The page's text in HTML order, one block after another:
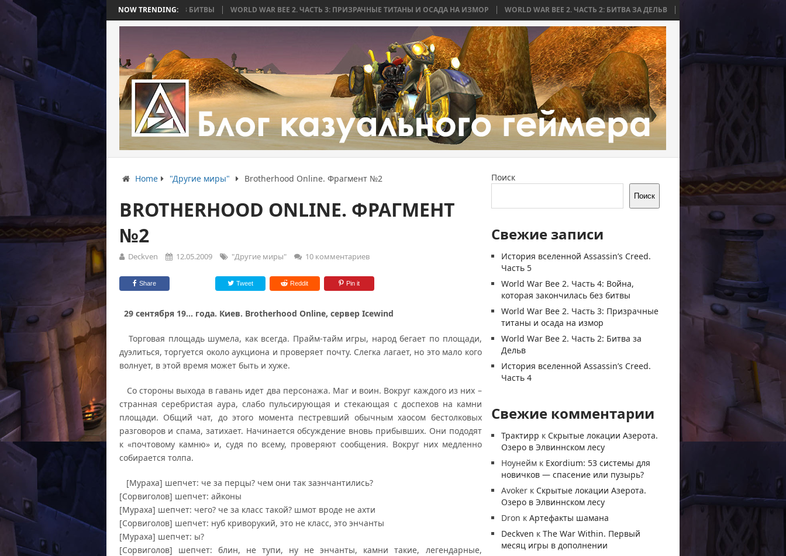
NOW TRENDING:
4: ВОЙНА, КОТОРАЯ ЗАКОНЧИЛАСЬ БЕЗ БИТВЫ WORLD WAR BEE 2. ЧАСТЬ 3: ПРИЗРАЧНЫЕ ТИТАНЫ И ОСАДА НА ИЗМОР WORLD WAR BEE 2. ЧАСТЬ 2: БИТВА ЗА ДЕЛЬВ WORLD WAR BEE 2. ЧАСТЬ 1: ПРИЧИНЫ
Home "Другие миры" Brotherhood Online. Фрагмент №2
BROTHERHOOD ONLINE. ФРАГМЕНТ
№2
Deckven 12.05.2009 "Другие миры" 10 комментариев
Share Tweet Reddit Pin it
29 сентября 19… года. Киев. Brotherhood Online, сервер Icewind
Торговая площадь шумела, как всегда. Прайм-тайм игры, народ бегает по площади,
дуэлиться, торгуется около аукциона и проверяет почту. Слегка лагает, но это мало кого
волнует, в этой время может быть и хуже.
Со стороны выхода в гавань идет два персонажа. Маг и воин. Вокруг каждого из них –
странная серебристая аура, слабо пульсирующая и стекающая с доспехов на камни
площади. Общий чат, до этого момента пестревший обычным хаосом бестолковых
разговоров и спама, затихает. Начинается обсуждение вновь прибывших. Они пододят
к «почтовому камню» и, судя по всему, проверяют сообщения. Вокруг них медленно
собирается толпа.
[Мураха] шепчет: че за перцы? чем они так заэнчантились?
[Сорвиголов] шепчет: айконы
[Мураха] шепчет: чего? че за класс такой? шмот вроде не ахти
[Сорвиголов] шепчет: нуб криворукий, это не класс, это энчанты
[Мураха] шепчет: ы?
[Сорвиголов] шепчет: блин, не тупи, ну не энчанты, камни такие, легендарные,
Поиск
Поиск
Свежие записи
История вселенной Assassin’s Creed.
Часть 5
World War Bee 2. Часть 4: Война,
которая закончилась без битвы
World War Bee 2. Часть 3: Призрачные
титаны и осада на измор
World War Bee 2. Часть 2: Битва за
Дельв
История вселенной Assassin’s Creed.
Часть 4
Свежие комментарии
Трактирр к Скрытые локации Азерота.
Озеро в Элвиннском лесу
Ноунейм к Exordium: 53 системы для
новичков — спасение или пузырь?
Avoker к Скрытые локации Азерота.
Озеро в Элвиннском лесу
Dron кАртефакты шамана
Deckven кThe War Within. Первый
месяц игры в дополнении